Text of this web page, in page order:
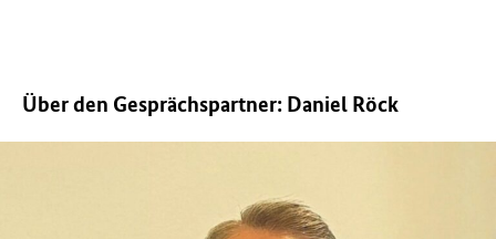
Über den Gesprächspartner: Daniel Röck